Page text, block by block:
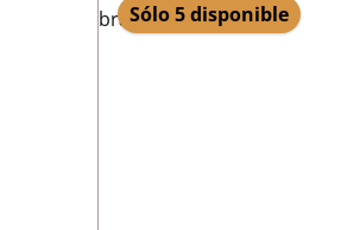
Sólo 5 disponible